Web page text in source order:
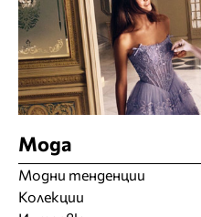
Мода
Модни тенденции
Колекции